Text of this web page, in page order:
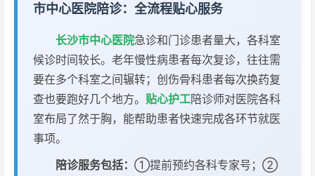
市中心医院陪诊：全流程贴心服务
长沙市中心医院急诊和门诊患者量大，各科室
候诊时间较长。老年慢性病患者每次复诊，往往需
要在多个科室之间辗转；创伤骨科患者每次换药复
查也要跑好几个地方。 贴心护工陪诊师对医院各科
室布局了然于胸，能帮助患者快速完成各环节就医
事项。
陪诊服务包括： ①提前预约各科专家号；②